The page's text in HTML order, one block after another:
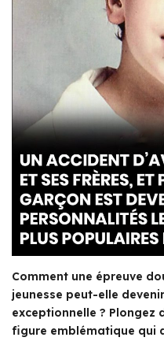
Comment une épreuve
jeunesse peut-elle
exceptionnelle ? Plongez
figure emblématique qui